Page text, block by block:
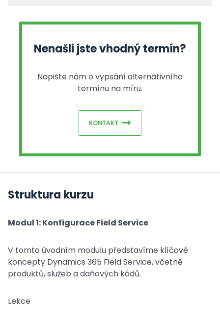
Nenašli jste vhodný termín?
Napište nám o vypsání alternativního
termínu na míru.
KONTAKT
Struktura kurzu
Modul 1: Konfigurace Field Service
V tomto úvodním modulu představíme klíčové
koncepty Dynamics 365 Field Service, včetně
produktů, služeb a daňových kódů.
Lekce